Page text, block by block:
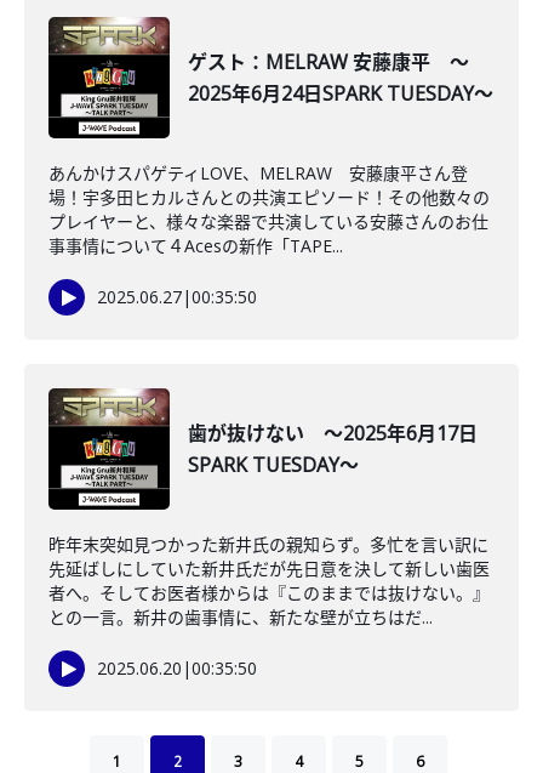
ゲスト：MELRAW 安藤康平 ～
2025年6月24日SPARK TUESDAY～
あんかけスパゲティLOVE、MELRAW 安藤康平さん登
場！宇多田ヒカルさんとの共演エピソード！その他数々の
プレイヤーと、様々な楽器で共演している安藤さんのお仕
事事情について４Acesの新作「TAPE...
2025.06.27|00:35:50
歯が抜けない ～2025年6月17日
SPARK TUESDAY～
昨年末突如見つかった新井氏の親知らず。多忙を言い訳に
先延ばしにしていた新井氏だが先日意を決して新しい歯医
者へ。そしてお医者様からは『このままでは抜けない。』
との一言。新井の歯事情に、新たな壁が立ちはだ...
2025.06.20 |00:35:50
1 2 3 4 5 6